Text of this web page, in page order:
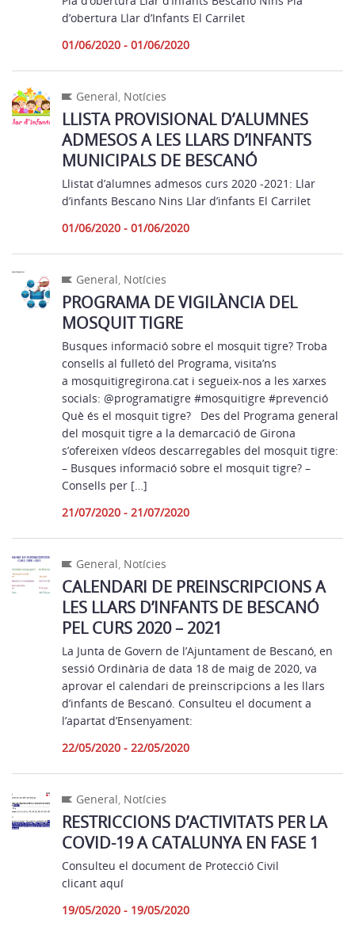
d’obertura Llar d’Infants El Carrilet
01/06/2020 - 01/06/2020
General, Notícies
LLISTA PROVISIONAL D’ALUMNES
ADMESOS A LES LLARS D’INFANTS
MUNICIPALS DE BESCANÓ
Llistat d’alumnes admesos curs 2020 -2021: Llar
d’infants Bescano Nins Llar d’infants El Carrilet
01/06/2020 - 01/06/2020
General, Notícies
PROGRAMA DE VIGILÀNCIA DEL
MOSQUIT TIGRE
Busques informació sobre el mosquit tigre? Troba
consells al fulletó del Programa, visita’ns
a mosquitigregirona.cat i segueix-nos a les xarxes
socials: @programatigre #mosquitigre #prevenció
Què és el mosquit tigre? Des del Programa general
del mosquit tigre a la demarcació de Girona
s’ofereixen vídeos descarregables del mosquit tigre:
– Busques informació sobre el mosquit tigre? –
Consells per […]
21/07/2020 - 21/07/2020
General, Notícies
CALENDARI DE PREINSCRIPCIONS A
LES LLARS D’INFANTS DE BESCANÓ
PEL CURS 2020 – 2021
La Junta de Govern de l’Ajuntament de Bescanó, en
sessió Ordinària de data 18 de maig de 2020, va
aprovar el calendari de preinscripcions a les llars
d’infants de Bescanó. Consulteu el document a
l’apartat d’Ensenyament:
22/05/2020 - 22/05/2020
General, Notícies
RESTRICCIONS D’ACTIVITATS PER LA
COVID-19 A CATALUNYA EN FASE 1
Consulteu el document de Protecció Civil
clicant aquí
19/05/2020 - 19/05/2020